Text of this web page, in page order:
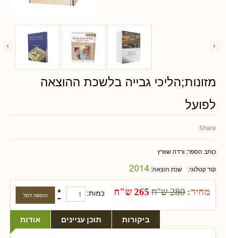
מזונות;הליכי גבייה בלשכת ההוצאה
לפועל
Share
כותב הספר: ורדה שוורץ
קוד קטלוגי: שנת הוצאה: 2014
מחיר: 280 ש"ח 265 ש"ח כמות:
אודות תוכן עניינים ביקורות